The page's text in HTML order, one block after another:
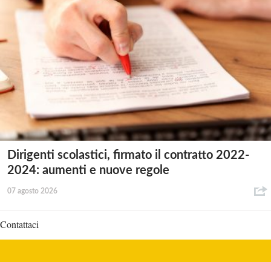
Dirigenti scolastici, firmato il contratto 2022-
2024: aumenti e nuove regole
07 agosto 2026
Contattaci